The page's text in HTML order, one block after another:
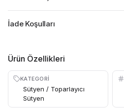
İade Koşulları
Ürün Özellikleri
KATEGORI
Sütyen / Toparlayıcı
Sütyen